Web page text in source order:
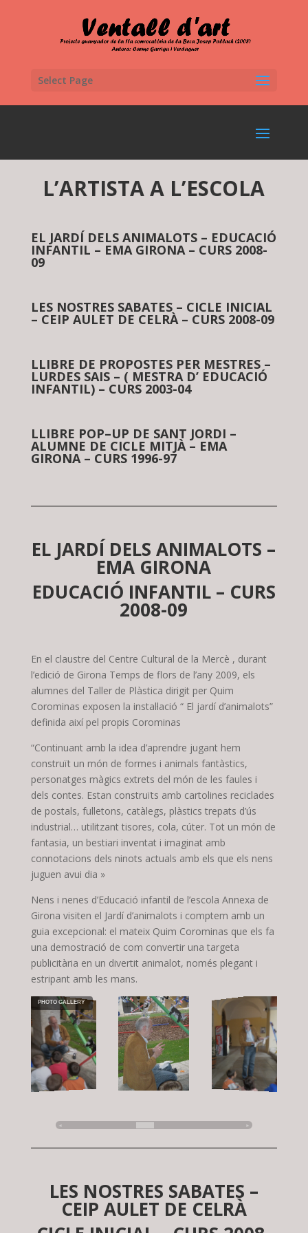
Select Page
L’ARTISTA A L’ESCOLA
EL JARDÍ DELS ANIMALOTS – EDUCACIÓ
INFANTIL – EMA GIRONA – CURS 2008-
09
LES NOSTRES SABATES – CICLE INICIAL
– CEIP AULET DE CELRÀ – CURS 2008-09
LLIBRE DE PROPOSTES PER MESTRES –
LURDES SAIS – ( MESTRA D’ EDUCACIÓ
INFANTIL) – CURS 2003-04
LLIBRE POP–UP DE SANT JORDI –
ALUMNE DE CICLE MITJÀ – EMA
GIRONA – CURS 1996-97
EL JARDÍ DELS ANIMALOTS –
EMA GIRONA
EDUCACIÓ INFANTIL – CURS
2008-09
En el claustre del Centre Cultural de la Mercè , durant
l’edició de Girona Temps de flors de l’any 2009, els
alumnes del Taller de Plàstica dirigit per Quim
Corominas exposen la instal·lació “ El jardí d’animalots”
definida així pel propis Corominas
“Continuant amb la idea d’aprendre jugant hem
construït un món de formes i animals fantàstics,
personatges màgics extrets del món de les faules i
dels contes. Estan construïts amb cartolines reciclades
de postals, fulletons, catàlegs, plàstics trepats d’ús
industrial… utilitzant tisores, cola, cúter. Tot un món de
fantasia, un bestiari inventat i imaginat amb
connotacions dels ninots actuals amb els que els nens
juguen avui dia »
Nens i nenes d’Educació infantil de l’escola Annexa de
Girona visiten el Jardí d’animalots i comptem amb un
guia excepcional: el mateix Quim Corominas que els fa
una demostració de com convertir una targeta
publicitària en un divertit animalot, només plegant i
estripant amb les mans.
◄ ►
PHOTO GALLERY
LES NOSTRES SABATES –
CEIP AULET DE CELRÀ